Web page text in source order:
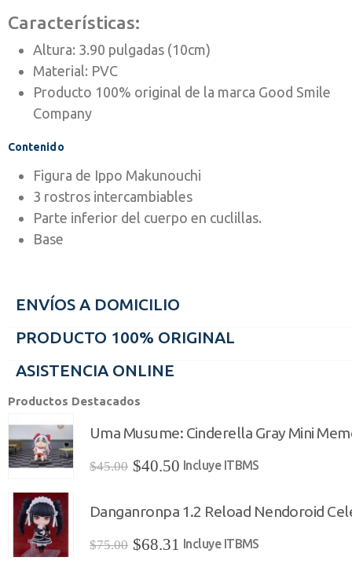
Características:
Altura: 3.90 pulgadas (10cm)
Material: PVC
Producto 100% original de la marca Good Smile
Company
Contenido
Figura de Ippo Makunouchi
3 rostros intercambiables
Parte inferior del cuerpo en cuclillas.
Base
ENVÍOS A DOMICILIO
PRODUCTO 100% ORIGINAL
ASISTENCIA ONLINE
Productos Destacados
Uma Musume: Cinderella Gray Mini
$45.00 El
original
$45.00.
$40.50 El
actual
$40.50.
Incluye ITBMS
Danganronpa 1.2 Reload Nendoroid
$75.00 El
$68.31 El
Incluye ITBMS